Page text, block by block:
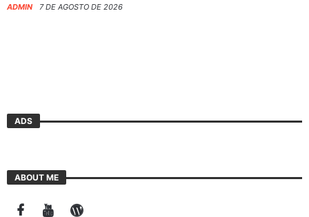
ADMIN 7 DE AGOSTO DE 2026
ADS
ABOUT ME